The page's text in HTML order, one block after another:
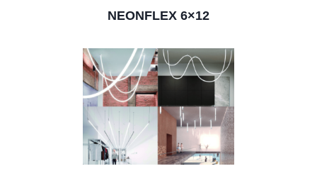
NEONFLEX 6×12